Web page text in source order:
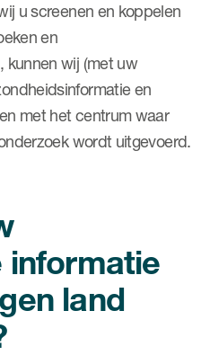
u screenen en koppelen
en
kunnen wij (met uw
en
met het centrum waar
wordt uitgevoerd.
informatie
land